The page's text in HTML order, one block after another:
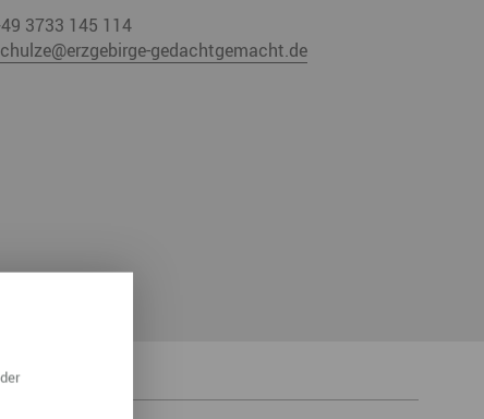
3733 145 114
gedachtgemacht.de